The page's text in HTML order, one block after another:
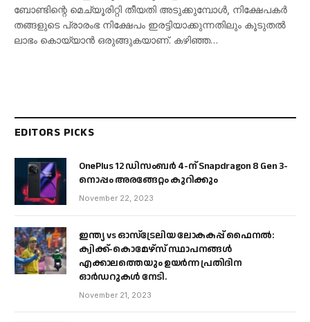
ബോണ്ടിന്റെ മെച്യൂരിറ്റി തീയതി അടുക്കുമ്പോൾ, നിക്ഷേപകർ
തങ്ങളുടെ പ്രാരംഭ നിക്ഷേപം ഇരട്ടിയാക്കുന്നതിലും കൂടുതൽ
ലാഭം കൊയ്യാൻ ഒരുങ്ങുകയാണ്. കഴിഞ്ഞ…
EDITORS PICKS
OnePlus 12 ഡിസംബർ 4-ന് Snapdragon 8 Gen 3-
നൊപ്പം അരങ്ങേറ്റം കുറിക്കും
November 22, 2023
ഇന്ത്യ vs ഓസ്‌ട്രേലിയ ലോകകപ്പ് ഫൈനൽ:
ക്വിക്ക്-കൊമേഴ്‌സ് സ്ഥാപനങ്ങൾ
എക്കാലത്തെയും ഉയർന്ന പ്രതിദിന
ഓർഡറുകൾ നേടി.
November 21, 2023